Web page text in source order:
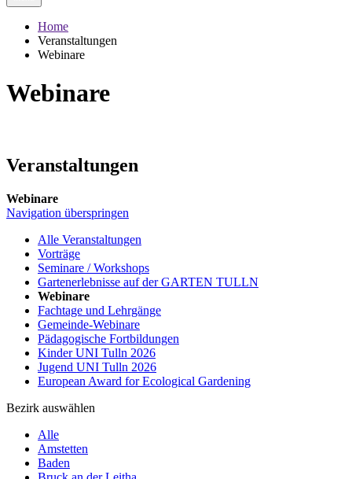
Home
Veranstaltungen
Webinare
Webinare
Veranstaltungen
Webinare
Navigation überspringen
Alle Veranstaltungen
Vorträge
Seminare / Workshops
Gartenerlebnisse auf der GARTEN TULLN
Webinare
Fachtage und Lehrgänge
Gemeinde-Webinare
Pädagogische Fortbildungen
Kinder UNI Tulln 2026
Jugend UNI Tulln 2026
European Award for Ecological Gardening
Bezirk auswählen
Alle
Amstetten
Baden